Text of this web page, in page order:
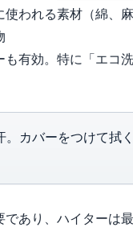
われる素材（綿、
有効。特に「エコ
。カバーをつけて拭
あり、ハイターは